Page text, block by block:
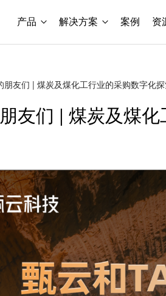
产品 解决方案 案例 资
朋友们 | 煤炭及煤化工行业的采购数字化
友们 | 煤炭及煤